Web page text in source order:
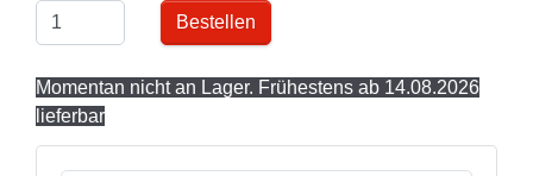
Bestellen
Momentan nicht an Lager. Frühestens ab 14.08.2026
lieferbar